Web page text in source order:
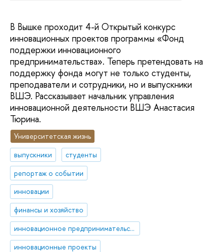
В Вышке проходит 4-й Открытый конкурс
инновационных проектов программы «Фонд
поддержки инновационного
предпринимательства». Теперь претендовать на
поддержку фонда могут не только студенты,
преподаватели и сотрудники, но и выпускники
ВШЭ. Рассказывает начальник управления
инновационной деятельности ВШЭ Анастасия
Тюрина.
Университетская жизнь
выпускники
студенты
репортаж о событии
инновации
финансы и хозяйство
инновационное предпринимательство
инновационные проекты